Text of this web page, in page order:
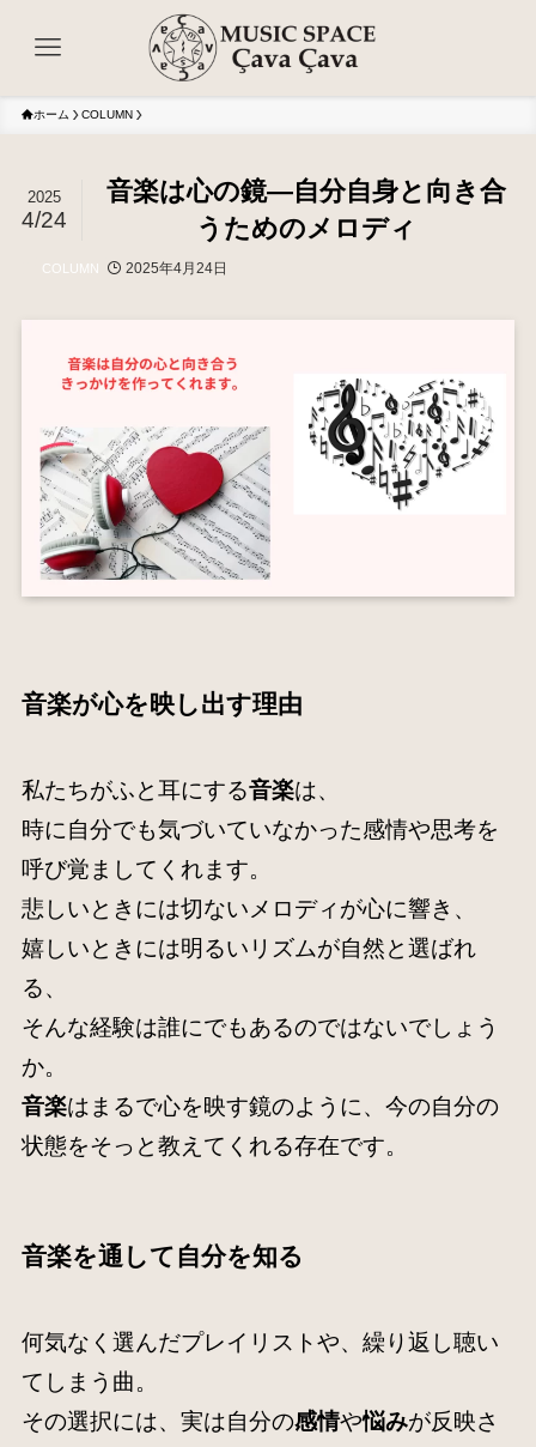
ホーム COLUMN
音楽は心の鏡―自分自身と向き合
うためのメロディ
2025
4/24
COLUMN 2025年4月24日
音楽が心を映し出す理由
私たちがふと耳にする音楽は、
時に自分でも気づいていなかった感情や思考を
呼び覚ましてくれます。
悲しいときには切ないメロディが心に響き、
嬉しいときには明るいリズムが自然と選ばれ
る、
そんな経験は誰にでもあるのではないでしょう
か。
音楽はまるで心を映す鏡のように、今の自分の
状態をそっと教えてくれる存在です。
音楽を通して自分を知る
何気なく選んだプレイリストや、繰り返し聴い
てしまう曲。
その選択には、実は自分の感情や悩みが反映さ